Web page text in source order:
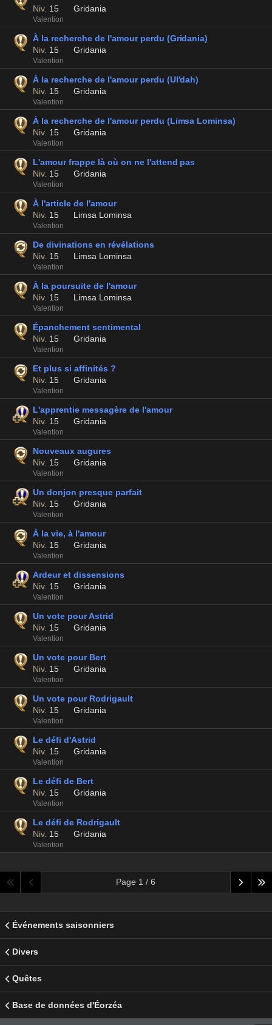
Niv. 15 Gridania
Valention
À la recherche de l'amour perdu (Gridania)
Niv. 15 Gridania
Valention
À la recherche de l'amour perdu (Ul'dah)
Niv. 15 Gridania
Valention
À la recherche de l'amour perdu (Limsa Lominsa)
Niv. 15 Gridania
Valention
L'amour frappe là où on ne l'attend pas
Niv. 15 Gridania
Valention
À l'article de l'amour
Niv. 15 Limsa Lominsa
Valention
De divinations en révélations
Niv. 15 Limsa Lominsa
Valention
À la poursuite de l'amour
Niv. 15 Limsa Lominsa
Valention
Épanchement sentimental
Niv. 15 Gridania
Valention
Et plus si affinités ?
Niv. 15 Gridania
Valention
L'apprentie messagère de l'amour
Niv. 15 Gridania
Valention
Nouveaux augures
Niv. 15 Gridania
Valention
Un donjon presque parfait
Niv. 15 Gridania
Valention
À la vie, à l'amour
Niv. 15 Gridania
Valention
Ardeur et dissensions
Niv. 15 Gridania
Valention
Un vote pour Astrid
Niv. 15 Gridania
Valention
Un vote pour Bert
Niv. 15 Gridania
Valention
Un vote pour Rodrigault
Niv. 15 Gridania
Valention
Le défi d'Astrid
Niv. 15 Gridania
Valention
Le défi de Bert
Niv. 15 Gridania
Valention
Le défi de Rodrigault
Niv. 15 Gridania
Valention
Page 1 / 6
Événements saisonniers
Divers
Quêtes
Base de données d'Éorzéa